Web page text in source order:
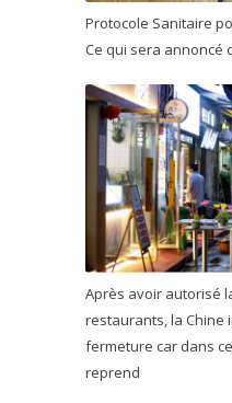
Protocole Sanitaire
Ce qui sera annoncé
Après avoir autorisé
restaurants, la Chine
fermeture car dans
reprend